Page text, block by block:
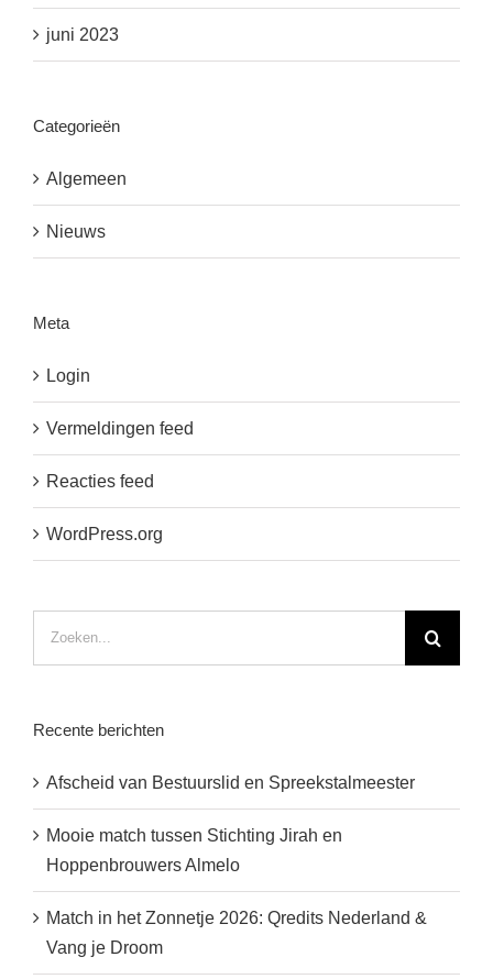
juni 2023
Categorieën
Algemeen
Nieuws
Meta
Login
Vermeldingen feed
Reacties feed
WordPress.org
Recente berichten
Afscheid van Bestuurslid en Spreekstalmeester
Mooie match tussen Stichting Jirah en
Hoppenbrouwers Almelo
Match in het Zonnetje 2026: Qredits Nederland &
Vang je Droom